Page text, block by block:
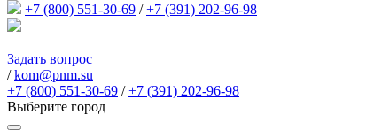
+7 (800) 551-30-69 /+7 (391) 202-96-98
Задать вопрос
/kom@pnm.su
+7 (800) 551-30-69 /+7 (391) 202-96-98
Выберите город